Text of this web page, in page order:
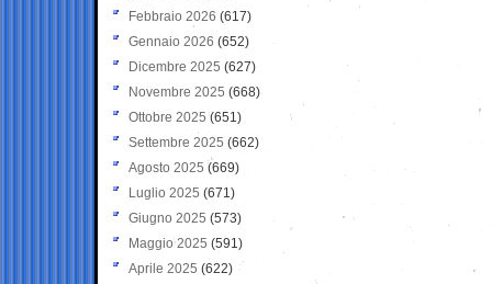
Febbraio 2026 (617)
Gennaio 2026 (652)
Dicembre 2025 (627)
Novembre 2025 (668)
Ottobre 2025 (651)
Settembre 2025 (662)
Agosto 2025 (669)
Luglio 2025 (671)
Giugno 2025 (573)
Maggio 2025 (591)
Aprile 2025 (622)